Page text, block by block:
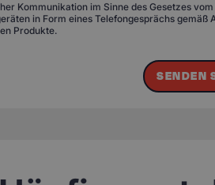
Kommunikation im Sinne des Gesetzes
in Form eines Telefongesprächs
Produkte.
SENDEN